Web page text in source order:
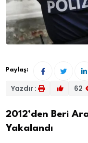
Paylaş:
Yazdır : 62
2012’den Beri
Yakalandı